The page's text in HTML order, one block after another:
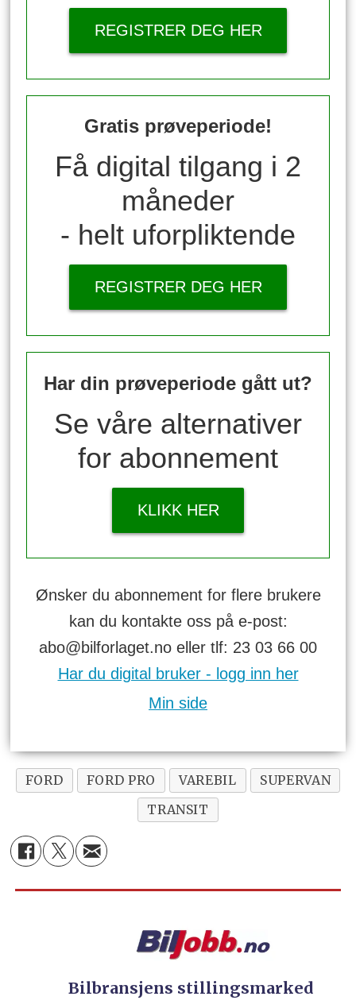
REGISTRER DEG HER
Gratis prøveperiode!
Få digital tilgang i 2
måneder
- helt uforpliktende
REGISTRER DEG HER
Har din prøveperiode gått ut?
Se våre alternativer
for abonnement
KLIKK HER
Ønsker du abonnement for flere brukere
kan du kontakte oss på e-post:
abo@bilforlaget.no eller tlf: 23 03 66 00
Har du digital bruker - logg inn her
Min side
FORD FORD PRO VAREBIL
SUPERVAN
TRANSIT
Bilbransjens stillingsmarked